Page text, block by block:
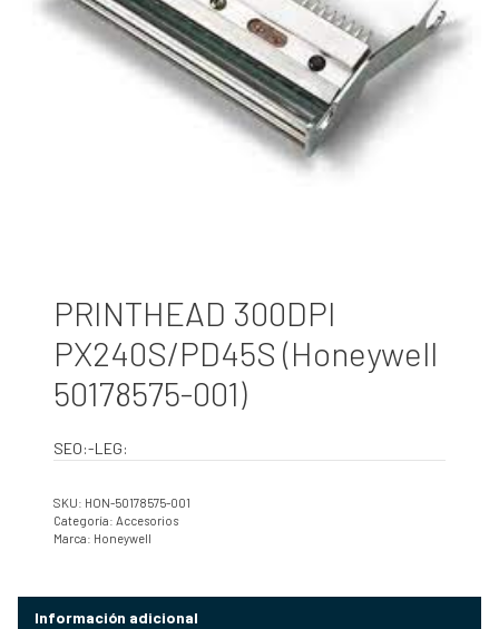
PRINTHEAD 300DPI
PX240S/PD45S (Honeywell
50178575-001)
SEO:-LEG:
SKU: HON-50178575-001
Categoría: Accesorios
Marca: Honeywell
Información adicional